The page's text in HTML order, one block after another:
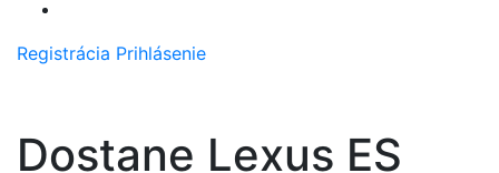
Registrácia Prihlásenie
Dostane Lexus ES